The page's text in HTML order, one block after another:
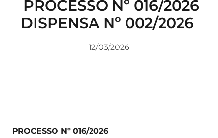
PROCESSO Nº 016/2026
DISPENSA Nº 002/2026
12/03/2026
PROCESSO Nº 016/2026